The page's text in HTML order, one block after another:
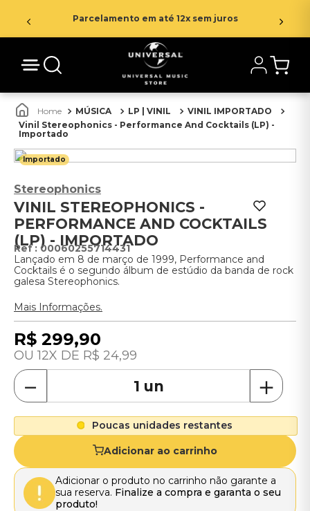
Parcelamento em até 12x sem juros
MÚSICA LP | VINIL
VINIL IMPORTADO
Vinil Stereophonics - Performance And Cocktails (LP) -
Importado
Importado
Stereophonics
VINIL STEREOPHONICS -
PERFORMANCE AND COCKTAILS
(LP) - IMPORTADO
: 00060255714431
Lançado em 8 de março de 1999, Performance and
Cocktails é o segundo álbum de estúdio da banda de rock
galesa Stereophonics.
Mais Informações.
R$ 299,90
12 R$ 24,99
＋
－
Poucas unidades restantes
Adicionar ao carrinho
Adicionar o produto no carrinho não garante a
sua reserva. Finalize a compra e garanta o seu
produto!